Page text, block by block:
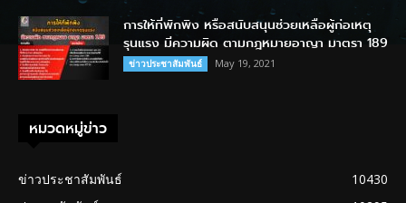
การให้ที่พักพิง หรือสนับสนุนช่วยเหลือผู้ก่อเหตุ
รุนแรง มีความผิด ตามกฎหมายอาญา มาตรา 189
ข่าวประชาสัมพันธ์ May 19, 2021
หมวดหมู่ข่าว
ข่าวประชาสัมพันธ์
10430